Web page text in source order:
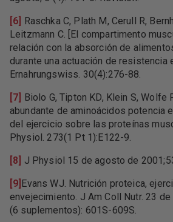
[6]
Raschka C, Plath M, Cerull R,
Leitzmann C. [El compartimento
relación con la absorción de
durante una actuación de resistencia
Ernahrungswiss. 30(4):276-88.
[7]
Biolo G, Tipton KD, Klein S, Wolfe
abundante de aminoácidos potencia
del ejercicio sobre las proteínas
Physiol. 273(1 Pt 1):E122-9.
[8]
J Physiol 15 de agosto de
[9] Evans WJ. Nutrición proteica,
envejecimiento. J Am Coll Nutr. 23
(6 suplementos): 601S-609S.